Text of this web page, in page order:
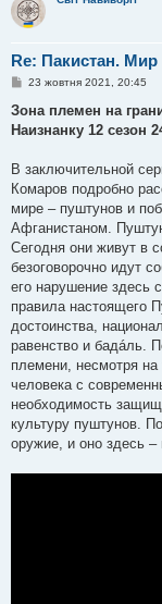
Re: Пакистан. Мир
П
в
д
л
е
н
я
23 жовтня 2021, 20:45
Зона племен на
Наизнанку 12 сезон
В заключительной
Комаров подробно
мире – пуштунов и
Афганистаном.
Сегодня они живут в
безоговорочно идут
его нарушение здесь
правила настоящего
достоинства,
равенство и бадáль.
племени, несмотря
человека с
необходимость
культуру пуштунов.
оружие, и оно здесь –